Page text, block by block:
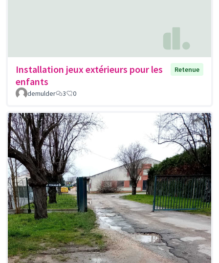
Installation jeux extérieurs pour les
enfants
Retenue
demulder 3 0